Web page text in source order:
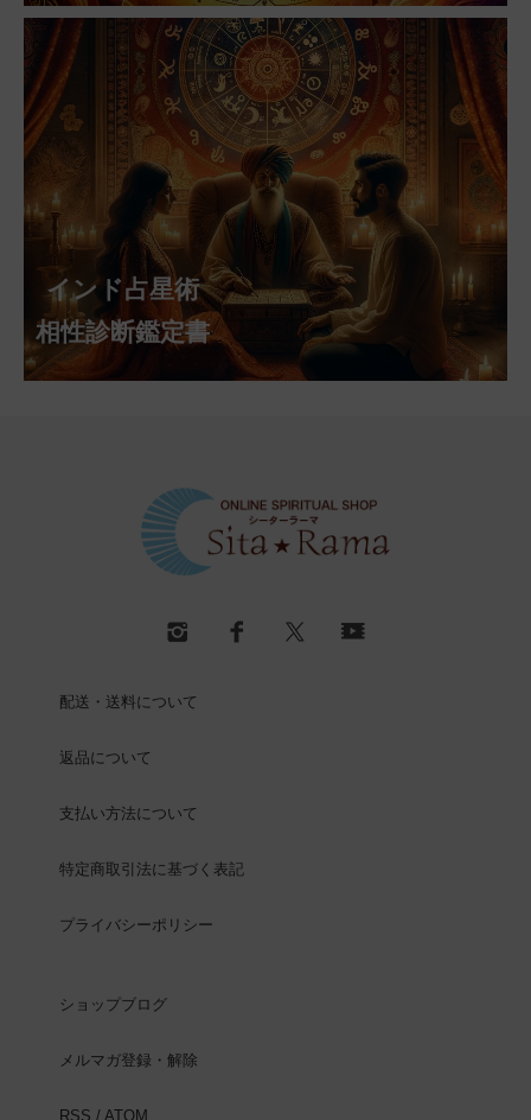
インド占星術
相性診断鑑定書
配送・送料について
返品について
支払い方法について
特定商取引法に基づく表記
プライバシーポリシー
ショップブログ
メルマガ登録・解除
RSS / ATOM